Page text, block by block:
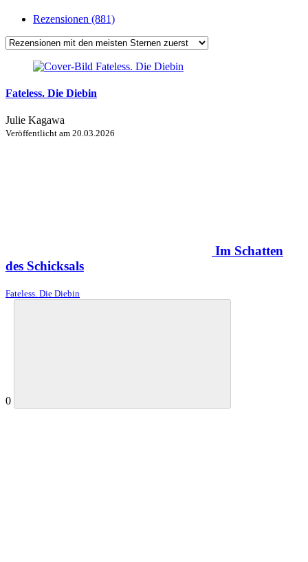
Rezensionen (881)
Fateless. Die Diebin
Julie Kagawa
Veröffentlicht am 20.03.2026
Im Schatten
des Schicksals
Fateless. Die Diebin
0